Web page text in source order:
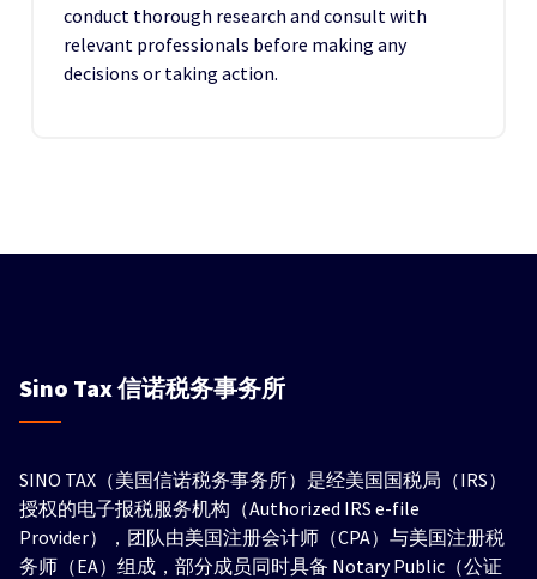
conduct thorough research and consult with
relevant professionals before making any
decisions or taking action.
Sino Tax信诺税务事务所
SINO TAX（美国信诺税务事务所）是经美国国税局（IRS）
授权的电子报税服务机构（Authorized IRS e-file
Provider），团队由美国注册会计师（CPA）与美国注册税
务师（EA）组成，部分成员同时具备 Notary Public（公证